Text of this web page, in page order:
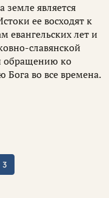
является
ее восходят к
евангельских лет и
славянской
обращению ко
Бога во все времена.
3